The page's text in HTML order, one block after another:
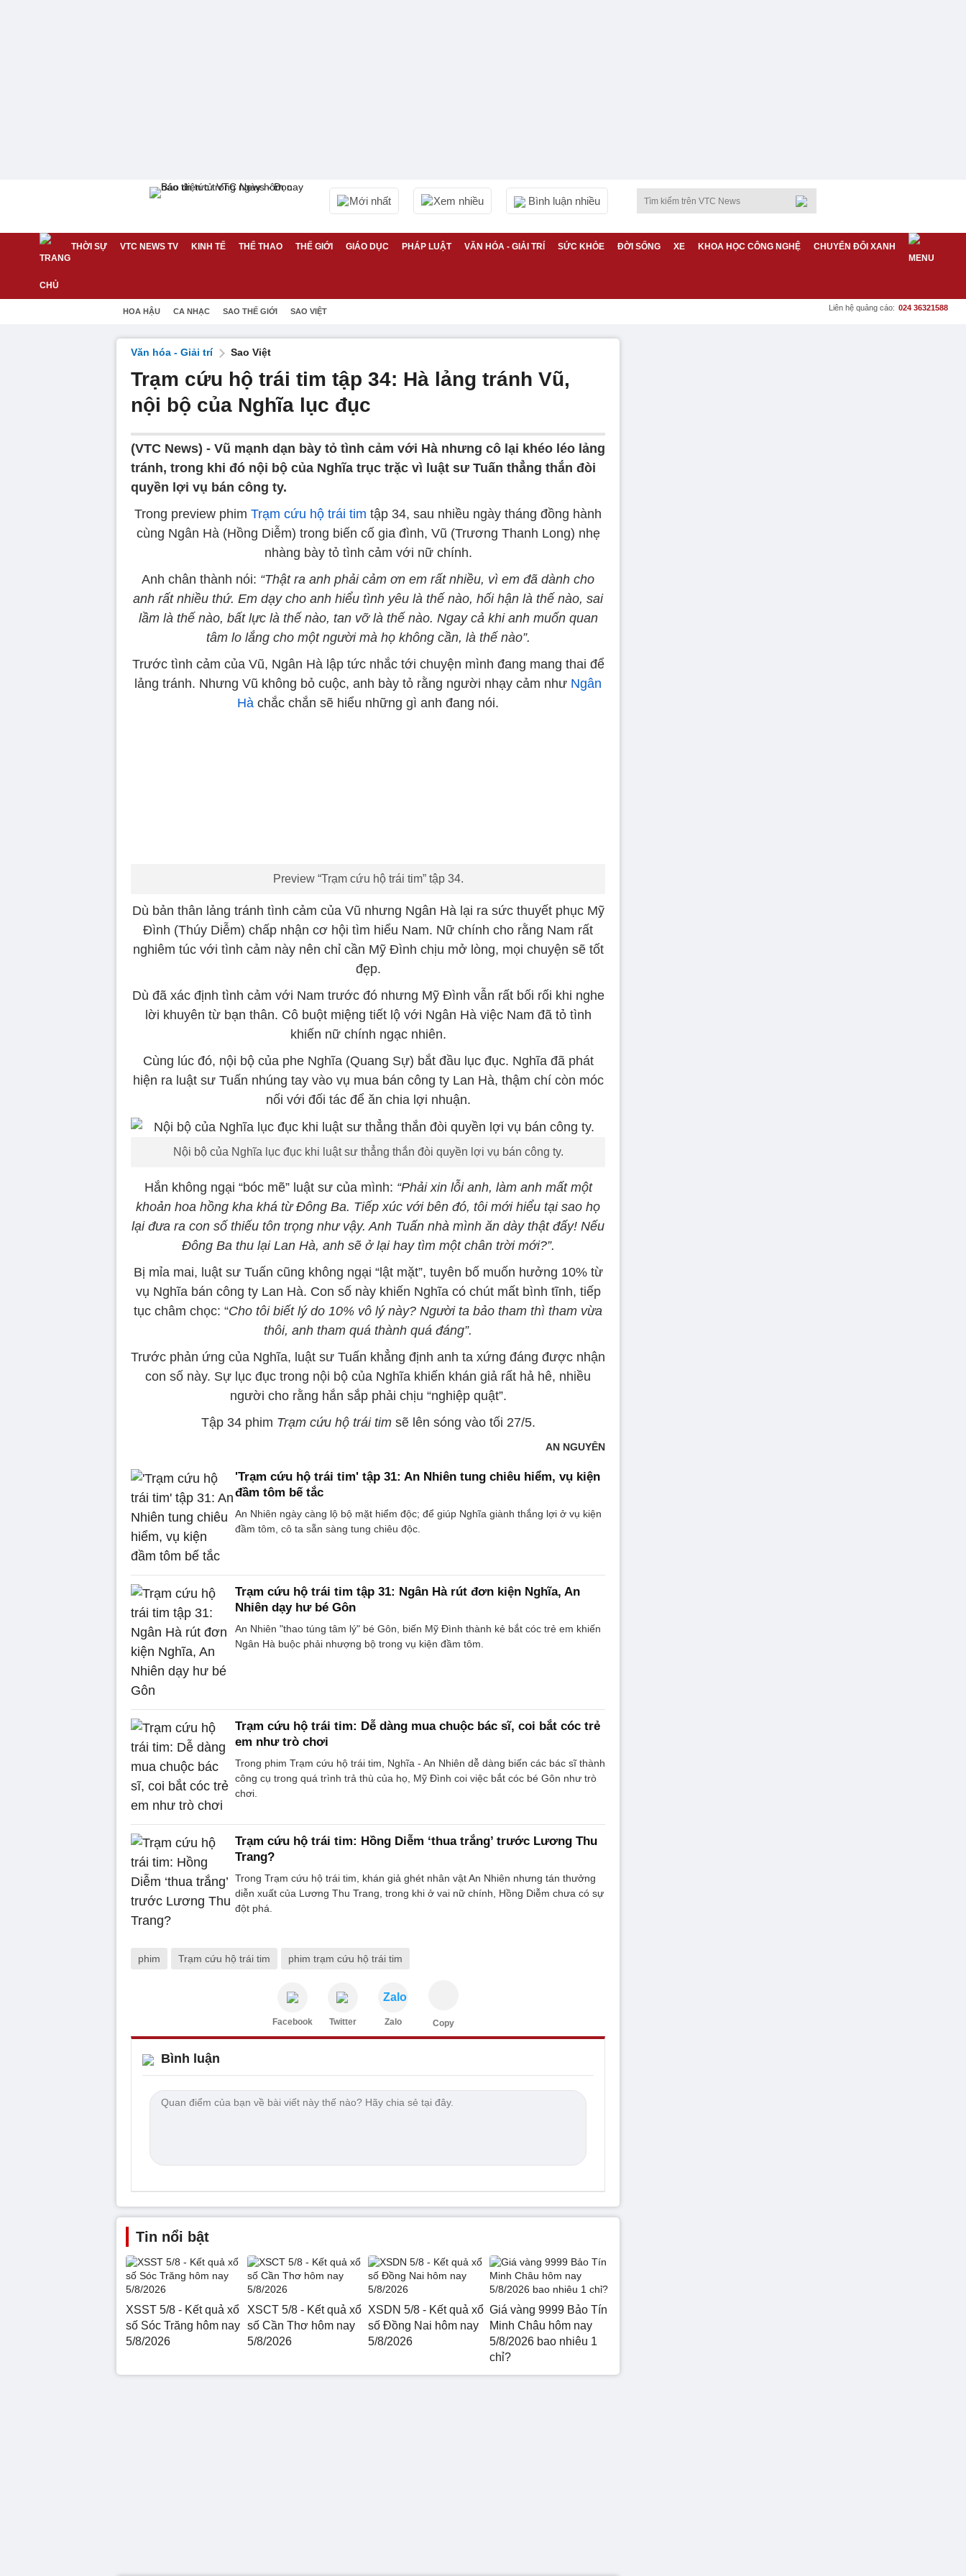
Mới nhất Xem nhiều Bình luận nhiều
THỜI SỰ VTC NEWS TV KINH TẾ THỂ THAO THẾ GIỚI GIÁO DỤC PHÁP LUẬT VĂN HÓA - GIẢI TRÍ SỨC KHỎE ĐỜI SỐNG XE KHOA HỌC CÔNG NGHỆ CHUYỂN ĐỔI XANH
HOA HẬU CA NHẠC SAO THẾ GIỚI SAO VIỆT Liên hệ quảng cáo: 024 36321588
Văn hóa - Giải trí Sao Việt
Trạm cứu hộ trái tim tập 34: Hà lảng tránh Vũ,
nội bộ của Nghĩa lục đục
(VTC News) - Vũ mạnh dạn bày tỏ tình cảm với Hà nhưng cô lại khéo léo lảng
tránh, trong khi đó nội bộ của Nghĩa trục trặc vì luật sư Tuấn thẳng thắn đòi
quyền lợi vụ bán công ty.
Trong preview phim Trạm cứu hộ trái tim tập 34, sau nhiều ngày tháng đồng hành
cùng Ngân Hà (Hồng Diễm) trong biến cố gia đình, Vũ (Trương Thanh Long) nhẹ
nhàng bày tỏ tình cảm với nữ chính.
Anh chân thành nói: “Thật ra anh phải cảm ơn em rất nhiều, vì em đã dành cho
anh rất nhiều thứ. Em dạy cho anh hiểu tình yêu là thế nào, hối hận là thế nào, sai
lầm là thế nào, bất lực là thế nào, tan vỡ là thế nào. Ngay cả khi anh muốn quan
tâm lo lắng cho một người mà họ không cần, là thế nào”.
Trước tình cảm của Vũ, Ngân Hà lập tức nhắc tới chuyện mình đang mang thai để
lảng tránh. Nhưng Vũ không bỏ cuộc, anh bày tỏ rằng người nhạy cảm như Ngân
Hà chắc chắn sẽ hiểu những gì anh đang nói.
Preview “Trạm cứu hộ trái tim” tập 34.
Dù bản thân lảng tránh tình cảm của Vũ nhưng Ngân Hà lại ra sức thuyết phục Mỹ
Đình (Thúy Diễm) chấp nhận cơ hội tìm hiểu Nam. Nữ chính cho rằng Nam rất
nghiêm túc với tình cảm này nên chỉ cần Mỹ Đình chịu mở lòng, mọi chuyện sẽ tốt
đẹp.
Dù đã xác định tình cảm với Nam trước đó nhưng Mỹ Đình vẫn rất bối rối khi nghe
lời khuyên từ bạn thân. Cô buột miệng tiết lộ với Ngân Hà việc Nam đã tỏ tình
khiến nữ chính ngạc nhiên.
Cùng lúc đó, nội bộ của phe Nghĩa (Quang Sự) bắt đầu lục đục. Nghĩa đã phát
hiện ra luật sư Tuấn nhúng tay vào vụ mua bán công ty Lan Hà, thậm chí còn móc
nối với đối tác để ăn chia lợi nhuận.
Nội bộ của Nghĩa lục đục khi luật sư thẳng thắn đòi quyền lợi vụ bán công ty.
Hắn không ngại “bóc mẽ” luật sư của mình: “Phải xin lỗi anh, làm anh mất một
khoản hoa hồng kha khá từ Đông Ba. Tiếp xúc với bên đó, tôi mới hiểu tại sao họ
lại đưa ra con số thiếu tôn trọng như vậy. Anh Tuấn nhà mình ăn dày thật đấy! Nếu
Đông Ba thu lại Lan Hà, anh sẽ ở lại hay tìm một chân trời mới?”.
Bị mỉa mai, luật sư Tuấn cũng không ngại “lật mặt”, tuyên bố muốn hưởng 10% từ
vụ Nghĩa bán công ty Lan Hà. Con số này khiến Nghĩa có chút mất bình tĩnh, tiếp
tục châm chọc: “Cho tôi biết lý do 10% vô lý này? Người ta bảo tham thì tham vừa
thôi, anh tham quá thành quá đáng”.
Trước phản ứng của Nghĩa, luật sư Tuấn khẳng định anh ta xứng đáng được nhận
con số này. Sự lục đục trong nội bộ của Nghĩa khiến khán giả rất hả hê, nhiều
người cho rằng hắn sắp phải chịu “nghiệp quật”.
Tập 34 phim Trạm cứu hộ trái timsẽ lên sóng vào tối 27/5.
AN NGUYÊN
'Trạm cứu hộ trái tim' tập 31: An Nhiên tung chiêu hiểm, vụ kiện
đầm tôm bế tắc
An Nhiên ngày càng lộ bộ mặt hiểm độc; để giúp Nghĩa giành thắng lợi ở vụ kiện
đầm tôm, cô ta sẵn sàng tung chiêu độc.
Trạm cứu hộ trái tim tập 31: Ngân Hà rút đơn kiện Nghĩa, An
Nhiên dạy hư bé Gôn
An Nhiên "thao túng tâm lý" bé Gôn, biến Mỹ Đình thành kẻ bắt cóc trẻ em khiến
Ngân Hà buộc phải nhượng bộ trong vụ kiện đầm tôm.
Trạm cứu hộ trái tim: Dễ dàng mua chuộc bác sĩ, coi bắt cóc trẻ
em như trò chơi
Trong phim Trạm cứu hộ trái tim, Nghĩa - An Nhiên dễ dàng biến các bác sĩ thành
công cụ trong quá trình trả thù của họ, Mỹ Đình coi việc bắt cóc bé Gôn như trò
chơi.
Trạm cứu hộ trái tim: Hồng Diễm ‘thua trắng’ trước Lương Thu
Trang?
Trong Trạm cứu hộ trái tim, khán giả ghét nhân vật An Nhiên nhưng tán thưởng
diễn xuất của Lương Thu Trang, trong khi ở vai nữ chính, Hồng Diễm chưa có sự
đột phá.
phim Trạm cứu hộ trái tim phim trạm cứu hộ trái tim
Facebook Twitter
Zalo
Zalo Copy
Bình luận
Tin nổi bật
XSST 5/8 - Kết quả xổ
số Sóc Trăng hôm nay
5/8/2026
XSCT 5/8 - Kết quả xổ
số Cần Thơ hôm nay
5/8/2026
XSDN 5/8 - Kết quả xổ
số Đồng Nai hôm nay
5/8/2026
Giá vàng 9999 Bảo Tín
Minh Châu hôm nay
5/8/2026 bao nhiêu 1
chỉ?